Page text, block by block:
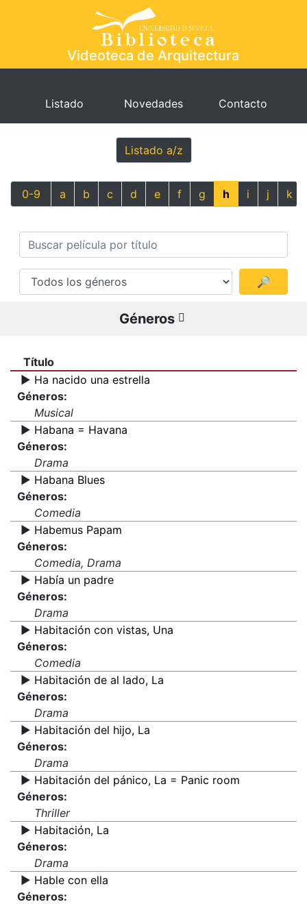
Videoteca de Arquitectura
Listado Novedades Contacto
Listado a/z
0-9 a b c d e f g h i j k
🔎
Géneros
Título
▶️ Ha nacido una estrella
Géneros:
Musical
▶️ Habana = Havana
Géneros:
Drama
▶️ Habana Blues
Géneros:
Comedia
▶️ Habemus Papam
Géneros:
Comedia, Drama
▶️ Había un padre
Géneros:
Drama
▶️ Habitación con vistas, Una
Géneros:
Comedia
▶️ Habitación de al lado, La
Géneros:
Drama
▶️ Habitación del hijo, La
Géneros:
Drama
▶️ Habitación del pánico, La = Panic room
Géneros:
Thriller
▶️ Habitación, La
Géneros:
Drama
▶️ Hable con ella
Géneros: